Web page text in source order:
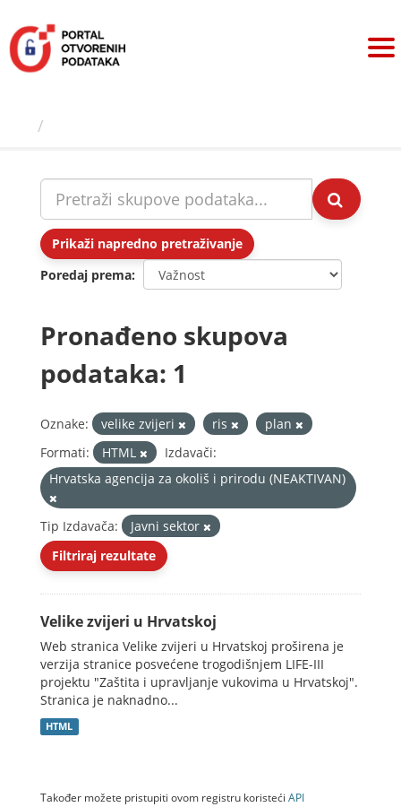
sadržaj
Prikaži napredno pretraživanje
Poredaj prema
Pronađeno skupova
podataka: 1
Oznake: velike zvijeri ris
plan
Formati:
HTML
Izdavači:
Hrvatska agencija za okoliš i prirodu (NEAKTIVAN)
Tip Izdavača:
Javni sektor
Filtriraj rezultate
Velike zvijeri u Hrvatskoj
Web stranica Velike zvijeri u Hrvatskoj proširena je
verzija stranice posvećene trogodišnjem LIFE-III
projektu "Zaštita i upravljanje vukovima u Hrvatskoj".
Stranica je naknadno...
HTML
Također možete pristupiti ovom registru koristeći API